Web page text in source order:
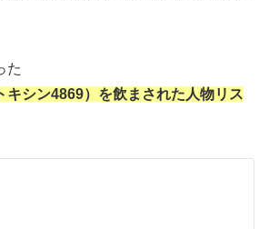
た
キシン4869）を飲まされた人物リス